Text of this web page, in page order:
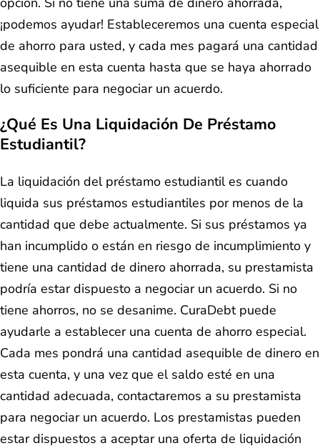
¡podemos ayudar! Estableceremos una cuenta especial
de ahorro para usted, y cada mes pagará una cantidad
asequible en esta cuenta hasta que se haya ahorrado
lo suficiente para negociar un acuerdo.
¿Qué Es Una Liquidación De Préstamo
Estudiantil?
La liquidación del préstamo estudiantil es cuando
liquida sus préstamos estudiantiles por menos de la
cantidad que debe actualmente. Si sus préstamos ya
han incumplido o están en riesgo de incumplimiento y
tiene una cantidad de dinero ahorrada, su prestamista
podría estar dispuesto a negociar un acuerdo. Si no
tiene ahorros, no se desanime. CuraDebt puede
ayudarle a establecer una cuenta de ahorro especial.
Cada mes pondrá una cantidad asequible de dinero en
esta cuenta, y una vez que el saldo esté en una
cantidad adecuada, contactaremos a su prestamista
para negociar un acuerdo. Los prestamistas pueden
estar dispuestos a aceptar una oferta de liquidación